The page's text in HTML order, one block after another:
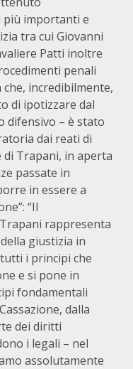
più importanti e
tra cui Giovanni
Patti inoltre
penali
incredibilmente,
di ipotizzare dal
difensivo – è stato
dai reati di
di Trapani, in aperta
passate in
in essere a
“Il
rappresenta
giustizia in
i principi che
e si pone in
fondamentali
dalla
dei diritti
i legali – nel
assolutamente